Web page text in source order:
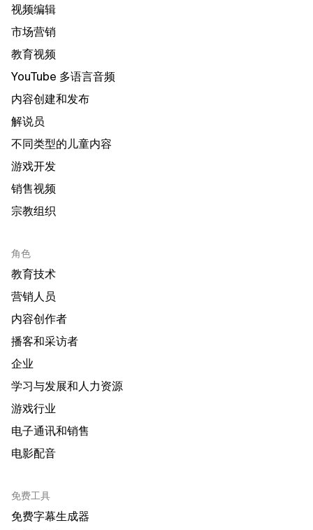
视频编辑
市场营销
教育视频
YouTube 多语言音频
内容创建和发布
解说员
不同类型的儿童内容
游戏开发
销售视频
宗教组织
角色
教育技术
营销人员
内容创作者
播客和采访者
企业
学习与发展和人力资源
游戏行业
电子通讯和销售
电影配音
免费工具
免费字幕生成器